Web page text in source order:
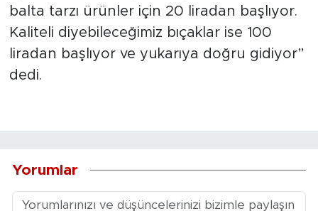
balta tarzı ürünler için 20 liradan başlıyor.
Kaliteli diyebileceğimiz bıçaklar ise 100
liradan başlıyor ve yukarıya doğru gidiyor”
dedi.
Yorumlar